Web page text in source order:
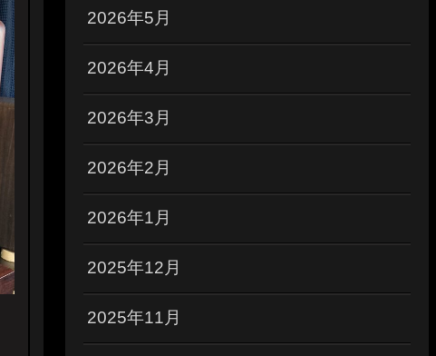
2026年5月
2026年4月
2026年3月
2026年2月
2026年1月
2025年12月
2025年11月